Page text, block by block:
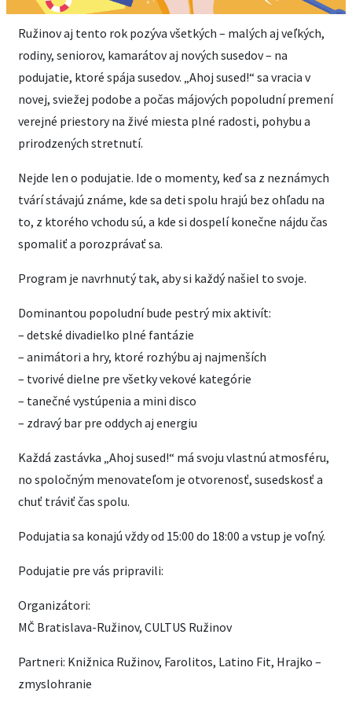
Ružinov aj tento rok pozýva všetkých – malých aj veľkých,
rodiny, seniorov, kamarátov aj nových susedov – na
podujatie, ktoré spája susedov. „Ahoj sused!“ sa vracia v
novej, sviežej podobe a počas májových popoludní premení
verejné priestory na živé miesta plné radosti, pohybu a
prirodzených stretnutí.
Nejde len o podujatie. Ide o momenty, keď sa z neznámych
tvárí stávajú známe, kde sa deti spolu hrajú bez ohľadu na
to, z ktorého vchodu sú, a kde si dospelí konečne nájdu čas
spomaliť a porozprávať sa.
Program je navrhnutý tak, aby si každý našiel to svoje.
Dominantou popoludní bude pestrý mix aktivít:
– detské divadielko plné fantázie
– animátori a hry, ktoré rozhýbu aj najmenších
– tvorivé dielne pre všetky vekové kategórie
– tanečné vystúpenia a mini disco
– zdravý bar pre oddych aj energiu
Každá zastávka „Ahoj sused!“ má svoju vlastnú atmosféru,
no spoločným menovateľom je otvorenosť, susedskosť a
chuť tráviť čas spolu.
Podujatia sa konajú vždy od 15:00 do 18:00 a vstup je voľný.
Podujatie pre vás pripravili:
Organizátori:
MČ Bratislava-Ružinov, CULTUS Ružinov
Partneri: Knižnica Ružinov, Farolitos, Latino Fit, Hrajko –
zmyslohranie